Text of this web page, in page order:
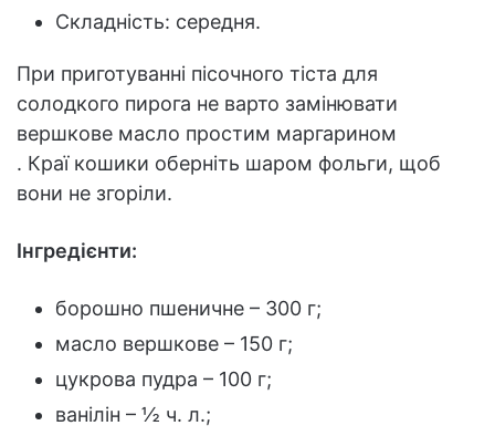
Складність: середня.
При приготуванні пісочного тіста для
солодкого пирога не варто замінювати
вершкове масло простим маргарином
. Краї кошики оберніть шаром фольги, щоб
вони не згоріли.
Інгредієнти:
борошно пшеничне – 300 г;
масло вершкове – 150 г;
цукрова пудра – 100 г;
ванілін – ½ ч. л.;